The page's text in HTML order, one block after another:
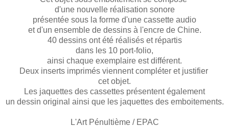
d'une nouvelle réalisation sonore
présentée sous la forme d'une cassette audio
et d'un ensemble de dessins à l'encre de Chine.
40 dessins ont été réalisés et répartis
dans les 10 port-folio,
ainsi chaque exemplaire est différent.
Deux inserts imprimés viennent compléter et justifier
cet objet.
Les jaquettes des cassettes présentent également
un dessin original ainsi que les jaquettes des emboitements.
L'Art Pénultième / EPAC